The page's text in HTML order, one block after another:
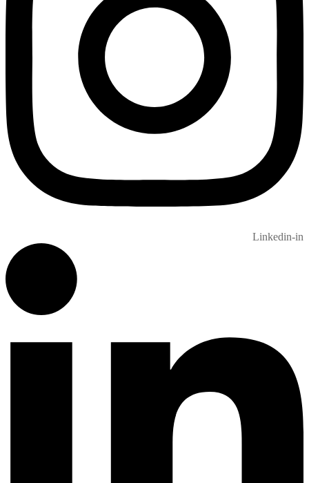
Linkedin-in